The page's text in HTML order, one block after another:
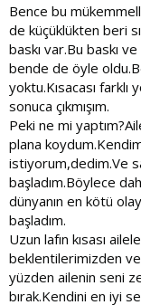
Bence bu
de küçüklükten beri
baskı var.Bu baskı
bende de öyle
yoktu.Kısacası
sonuca çıkmışım.
Peki ne mi
plana
istiyorum,dedim.Ve
başladım.Böylece
dünyanın en kötü
başladım.
Uzun lafın kısası
beklentilerimizden
yüzden ailenin seni
bırak.Kendini en iyi